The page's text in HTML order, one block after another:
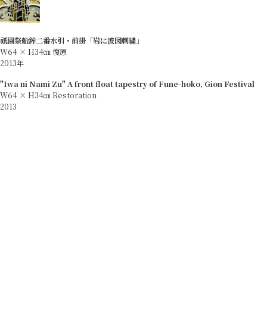
祇園祭船鉾二番水引・前掛「岩に波図刺繍」
W64 × H34㎝ 復原
2013年
"Iwa ni Nami Zu" A front float tapestry of Fune-hoko, Gion Festival
W64 × H34㎝ Restoration
2013